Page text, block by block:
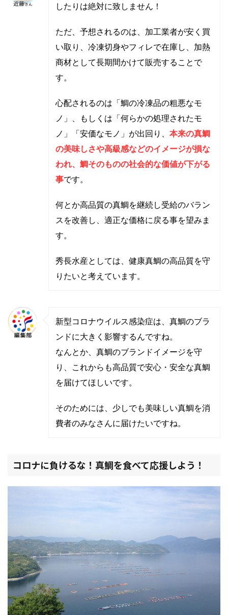
したりは絶対に致しません！
ただ、予想されるのは、加工業者が安く買
い取り、冷凍切身やフィレで在庫し、加熱
商材として長期間かけて販売することで
す。
心配されるのは「鯛の冷凍品の粗悪なモ
ノ」、もしくは「何らかの処理されたモ
ノ」「安価なモノ」が出回り、 本来の真鯛
の美味しさや高級感などのイメージが損な
われ、鯛そのものの社会的な価値が下がる
事です。
何とか高品質の真鯛を継続し受給のバラン
スを改善し、適正な価格に戻る事を望みま
す。
秀長水産としては、健康真鯛の高品質を守
りたいと考えています。
新型コロナウイルス感染症は、真鯛のブラ
ンドに大きく影響するんですね。
なんとか、真鯛のブランドイメージを守
り、これからも高品質で安心・安全な真鯛
を届けてほしいです。
そのためには、少しでも美味しい真鯛を消
費者のみなさんに届けたいですね。
コロナに負けるな！真鯛を食べて応援しよう！